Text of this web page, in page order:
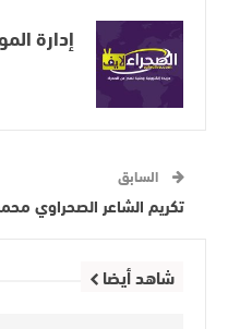
إدارة
السابق
تكريم الشاعر الصحراوي
شاهد أيضا